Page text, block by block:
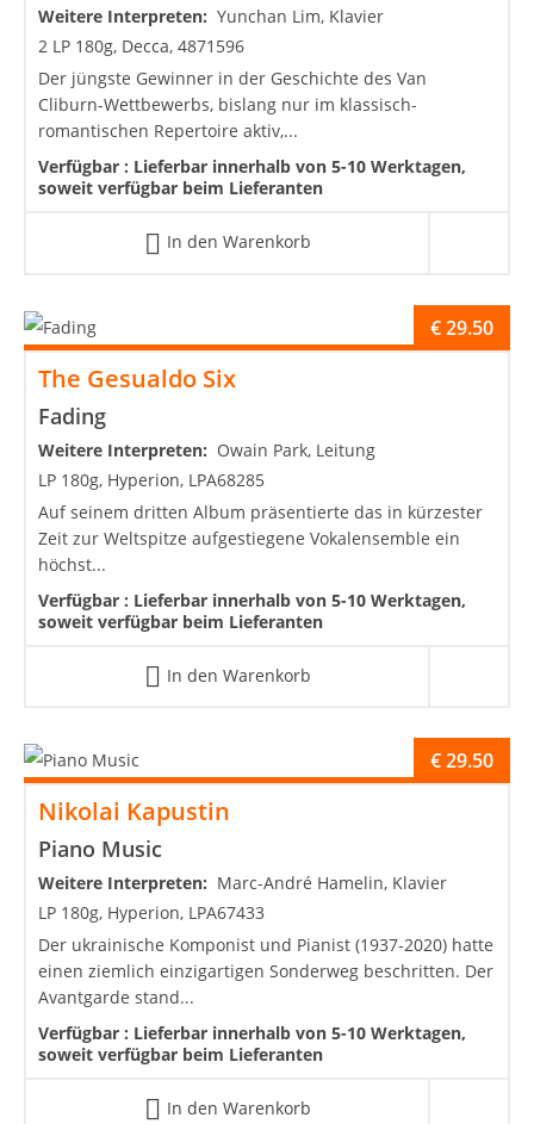
Weitere Interpreten: Yunchan Lim, Klavier
2 LP 180g, Decca, 4871596
Der jüngste Gewinner in der Geschichte des Van
Cliburn-Wettbewerbs, bislang nur im klassisch-
romantischen Repertoire aktiv,...
Verfügbar : Lieferbar innerhalb von 5-10 Werktagen,
soweit verfügbar beim Lieferanten
In den Warenkorb
The Gesualdo Six
Fading
€29.50
Weitere Interpreten: Owain Park, Leitung
LP 180g, Hyperion, LPA68285
Auf seinem dritten Album präsentierte das in kürzester
Zeit zur Weltspitze aufgestiegene Vokalensemble ein
höchst...
Verfügbar : Lieferbar innerhalb von 5-10 Werktagen,
soweit verfügbar beim Lieferanten
In den Warenkorb
Nikolai Kapustin
Piano Music
€29.50
Weitere Interpreten: Marc-André Hamelin, Klavier
LP 180g, Hyperion, LPA67433
Der ukrainische Komponist und Pianist (1937-2020) hatte
einen ziemlich einzigartigen Sonderweg beschritten. Der
Avantgarde stand...
Verfügbar : Lieferbar innerhalb von 5-10 Werktagen,
soweit verfügbar beim Lieferanten
In den Warenkorb